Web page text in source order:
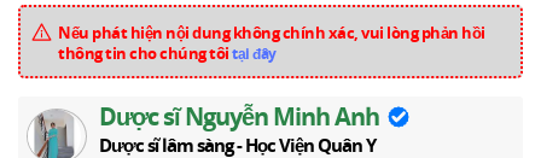
Nếu phát hiện nội dung không chính xác, vui lòng phản hồi
thông tin cho chúng tôitại đây
Dược sĩ Nguyễn Minh Anh
Dược sĩ lâm sàng - Học Viện Quân Y